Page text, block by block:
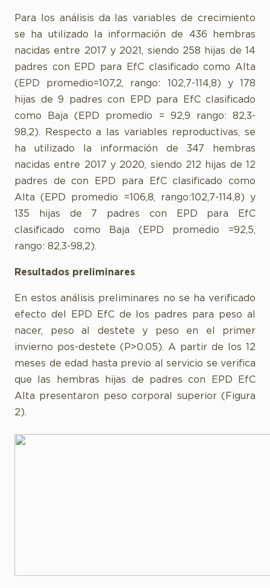
Para los análisis da las variables de crecimiento
se ha utilizado la información de 436 hembras
nacidas entre 2017 y 2021, siendo 258 hijas de 14
padres con EPD para EfC clasificado como Alta
(EPD promedio=107,2, rango: 102,7-114,8) y 178
hijas de 9 padres con EPD para EfC clasificado
como Baja (EPD promedio = 92,9 rango: 82,3-
98,2). Respecto a las variables reproductivas, se
ha utilizado la información de 347 hembras
nacidas entre 2017 y 2020, siendo 212 hijas de 12
padres de con EPD para EfC clasificado como
Alta (EPD promedio =106,8, rango:102,7-114,8) y
135 hijas de 7 padres con EPD para EfC
clasificado como Baja (EPD promedio =92,5,
rango: 82,3-98,2).
Resultados preliminares
En estos análisis preliminares no se ha verificado
efecto del EPD EfC de los padres para peso al
nacer, peso al destete y peso en el primer
invierno pos-destete (P>0.05). A partir de los 12
meses de edad hasta previo al servicio se verifica
que las hembras hijas de padres con EPD EfC
Alta presentaron peso corporal superior (Figura
2).